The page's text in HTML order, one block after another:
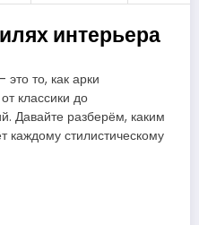
интерьера
то, как арки
классики до
Давайте разберём, каким
каждому стилистическому